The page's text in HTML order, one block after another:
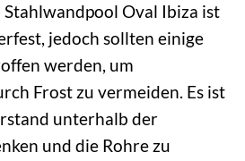
Oval Ibiza ist
jedoch sollten einige
werden, um
Frost zu vermeiden. Es ist
unterhalb der
und die Rohre zu